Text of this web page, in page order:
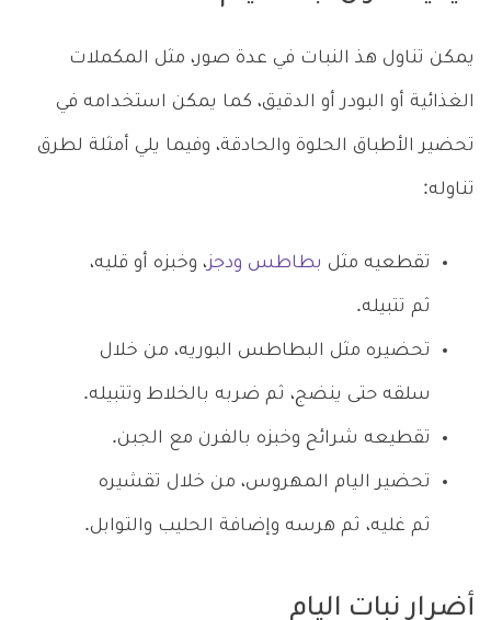
يمكن تناول هذ النبات في عدة صور، مثل المكملات
الغذائية أو البودر أو الدقيق، كما يمكن استخدامه في
تحضير الأطباق الحلوة والحادقة، وفيما يلي أمثلة لطرق
تناوله:
تقطعيه مثل بطاطس ودجز، وخبزه أو قليه،
ثم تتبيله.
تحضيره مثل البطاطس البوريه، من خلال
سلقه حتى ينضج، ثم ضربه بالخلاط وتتبيله.
تقطيعه شرائح وخبزه بالفرن مع الجبن.
تحضير اليام المهروس، من خلال تقشيره
ثم غليه، ثم هرسه وإضافة الحليب والتوابل.
أضرار نبات اليام